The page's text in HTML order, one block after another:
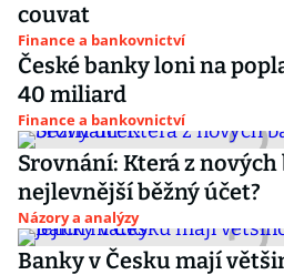
couvat
Finance a bankovnictví
České banky loni na
40 miliard
Finance a bankovnictví
Srovnání: Která z nových
nejlevnější běžný účet?
Názory a analýzy
Banky v Česku mají